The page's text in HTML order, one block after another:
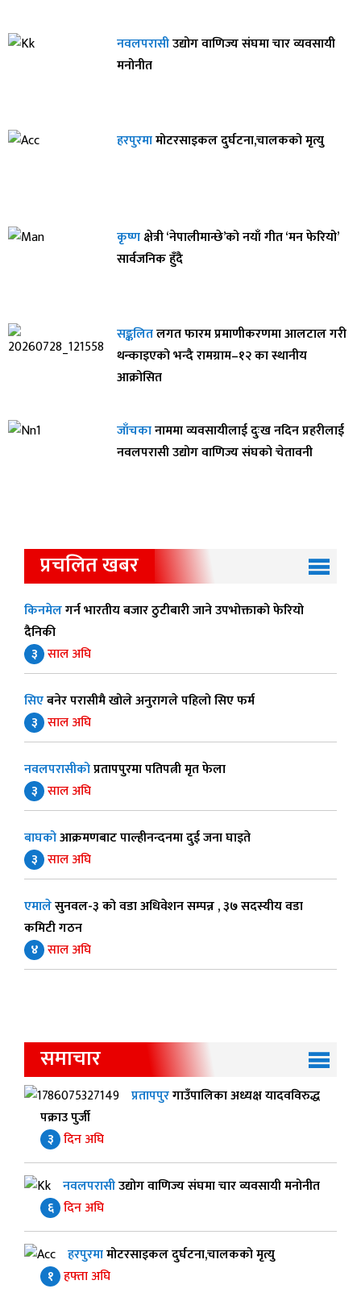
नवलपरासीउद्योग वाणिज्य संघमा चार व्यवसायी
मनोनीत
हरपुरमामोटरसाइकल दुर्घटना,चालकको मृत्यु
कृष्णक्षेत्री ‘नेपालीमान्छे’को नयाँ गीत ‘मन फेरियो’
सार्वजनिक हुँदै
सङ्कलितलगत फारम प्रमाणीकरणमा आलटाल गरी
थन्काइएको भन्दै रामग्राम–१२ का स्थानीय
आक्रोसित
जाँचकानाममा व्यवसायीलाई दुःख नदिन प्रहरीलाई
नवलपरासी उद्योग वाणिज्य संघको चेतावनी
प्रचलित खबर
किनमेलगर्न भारतीय बजार ठुटीबारी जाने उपभोक्ताको फेरियो
दैनिकी
३ साल अघि
सिएबनेर परासीमै खोले अनुरागले पहिलो सिए फर्म
३ साल अघि
नवलपरासीकोप्रतापपुरमा पतिपत्नी मृत फेला
३ साल अघि
बाघकोआक्रमणबाट पाल्हीनन्दनमा दुई जना घाइते
३ साल अघि
एमालेसुनवल-३ को वडा अधिवेशन सम्पन्न , ३७ सदस्यीय वडा
कमिटी गठन
४ साल अघि
समाचार
प्रतापपुरगाउँपालिका अध्यक्ष यादवविरुद्ध
पक्राउ पुर्जी
३ दिन अघि
नवलपरासीउद्योग वाणिज्य संघमा चार व्यवसायी मनोनीत
६ दिन अघि
हरपुरमामोटरसाइकल दुर्घटना,चालकको मृत्यु
१ हफ्ता अघि